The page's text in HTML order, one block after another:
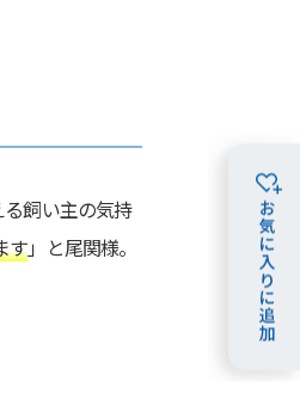
る飼い主の気持
す」と尾関様。